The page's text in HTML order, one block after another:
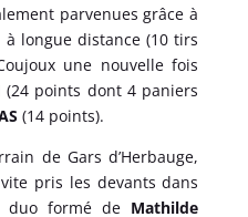
parvenues grâce à
longue distance (10 tirs
une nouvelle fois
(24 points dont 4 paniers
(14 points).
de Gars d’Herbauge,
pris les devants dans
duo formé de Mathilde